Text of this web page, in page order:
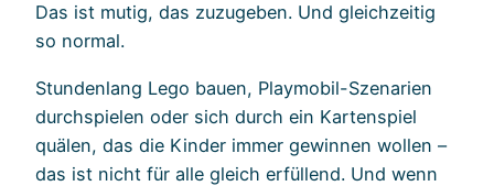
Das ist mutig, das zuzugeben. Und gleichzeitig
so normal.
Stundenlang Lego bauen, Playmobil-Szenarien
durchspielen oder sich durch ein Kartenspiel
quälen, das die Kinder immer gewinnen wollen –
das ist nicht für alle gleich erfüllend. Und wenn